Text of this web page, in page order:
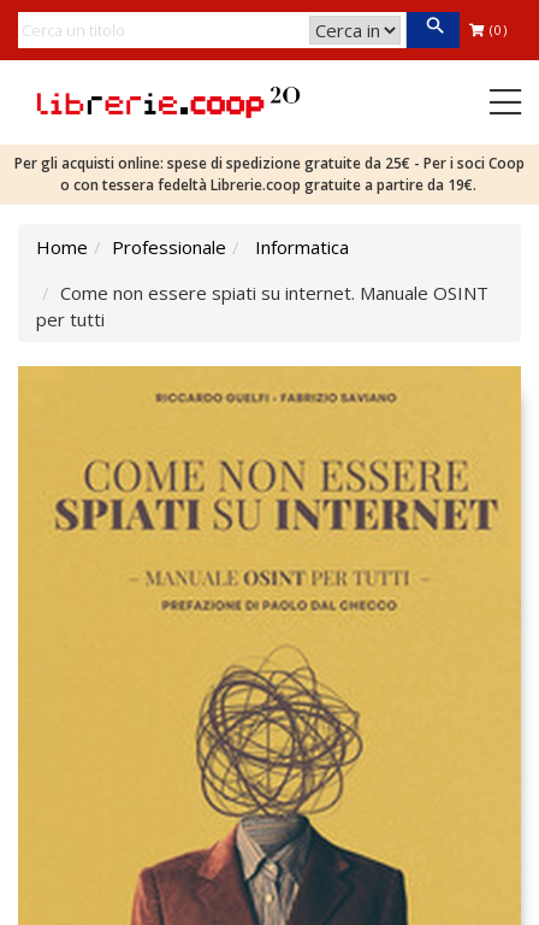
(0)
Per gli acquisti online: spese di spedizione gratuite da 25€ - Per i soci Coop
o con tessera fedeltà Librerie.coop gratuite a partire da 19€.
Home Professionale
Informatica
Come non essere spiati su internet. Manuale OSINT
per tutti